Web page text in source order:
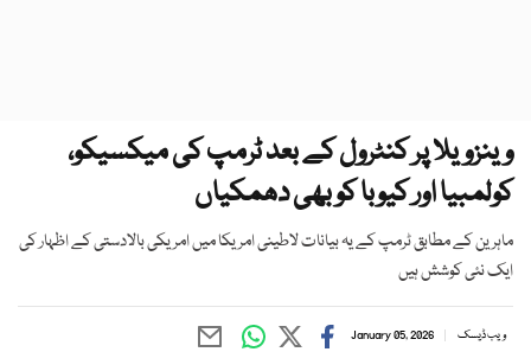
وینزویلا پر کنٹرول کے بعد ٹرمپ کی میکسیکو،
کولمبیا اور کیوبا کو بھی دھمکیاں
ماہرین کے مطابق ٹرمپ کے یہ بیانات لاطینی امریکا میں امریکی بالادستی کے اظہار کی
ایک نئی کوشش ہیں
ویب ڈیسک January 05, 2026